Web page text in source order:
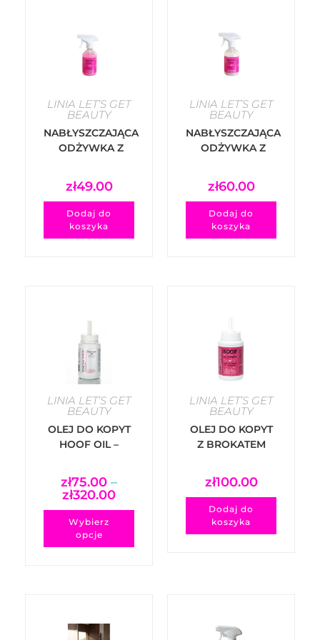
LINIA LET’S GET
BEAUTY
NABŁYSZCZAJĄCA
ODŻYWKA Z
'N’ TAIL SILVER
GLOSSY STAR –
PINK
zł49.00
Dodaj do
koszyka
LINIA LET’S GET
BEAUTY
NABŁYSZCZAJĄCA
ODŻYWKA Z
'N’ TAIL SILVER
GLOSSY STAR –
SILVER
zł60.00
Dodaj do
koszyka
LINIA LET’S GET
BEAUTY
OLEJ DO KOPYT
HOOF OIL –
zł75.00 –
zł320.00
Wybierz
opcje
LINIA LET’S GET
BEAUTY
OLEJ DO KOPYT
Z BROKATEM
zł100.00
Dodaj do
koszyka